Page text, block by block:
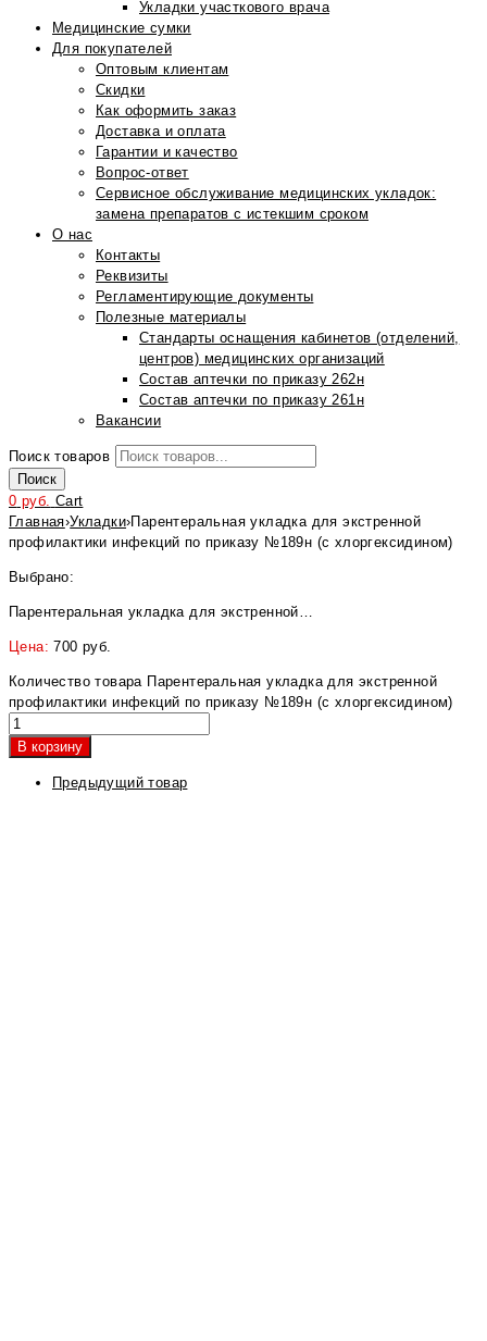
Укладки участкового врача
Медицинские сумки
Для покупателей
Оптовым клиентам
Скидки
Как оформить заказ
Доставка и оплата
Гарантии и качество
Вопрос-ответ
Сервисное обслуживание медицинских укладок:
замена препаратов с истекшим сроком
О нас
Контакты
Реквизиты
Регламентирующие документы
Полезные материалы
Стандарты оснащения кабинетов (отделений,
центров) медицинских организаций
Состав аптечки по приказу 262н
Состав аптечки по приказу 261н
Вакансии
Поиск товаров
Поиск
0 руб. Cart
Главная›Укладки›Парентеральная укладка для экстренной
профилактики инфекций по приказу №189н (с хлоргексидином)
Выбрано:
Парентеральная укладка для экстренной…
Цена:700 руб.
Количество товара Парентеральная укладка для экстренной
профилактики инфекций по приказу №189н (с хлоргексидином)
В корзину
Предыдущий товар